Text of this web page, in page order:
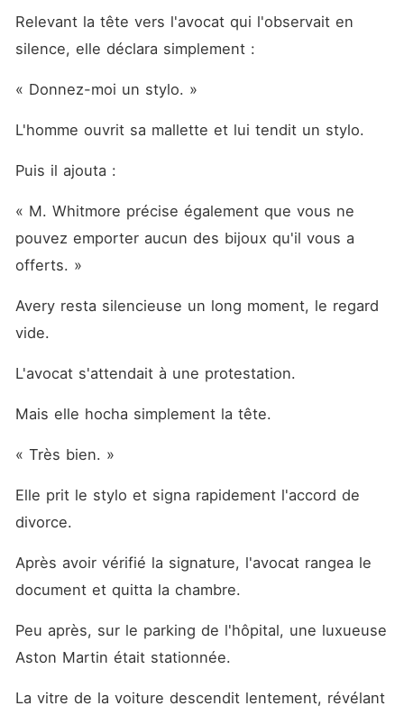
Relevant la tête vers l'avocat qui l'observait en
silence, elle déclara simplement :
« Donnez-moi un stylo. »
L'homme ouvrit sa mallette et lui tendit un stylo.
Puis il ajouta :
« M. Whitmore précise également que vous ne
pouvez emporter aucun des bijoux qu'il vous a
offerts. »
Avery resta silencieuse un long moment, le regard
vide.
L'avocat s'attendait à une protestation.
Mais elle hocha simplement la tête.
« Très bien. »
Elle prit le stylo et signa rapidement l'accord de
divorce.
Après avoir vérifié la signature, l'avocat rangea le
document et quitta la chambre.
Peu après, sur le parking de l'hôpital, une luxueuse
Aston Martin était stationnée.
La vitre de la voiture descendit lentement, révélant